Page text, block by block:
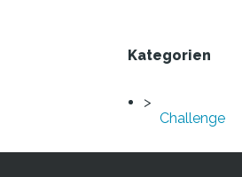
Kategorien
Challenge